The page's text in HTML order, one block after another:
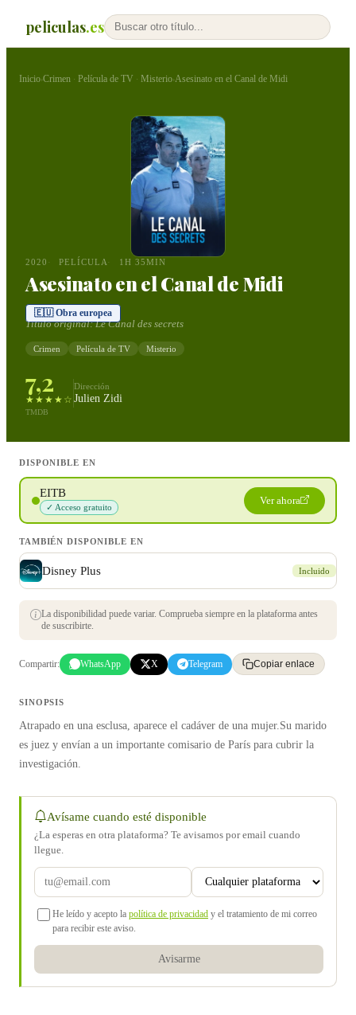
peliculas.es
Inicio›Crimen · Película de TV · Misterio›Asesinato en el Canal de Midi
2020 PELÍCULA 1H 35MIN
Asesinato en el Canal de Midi
🇪🇺 Obra europea
Título original:Le Canal des secrets
Crimen Película de TV Misterio
7,2
★★★★☆
TMDB
Dirección
Julien Zidi
DISPONIBLE EN
EITB
✓ Acceso gratuito
Ver ahora
TAMBIÉN DISPONIBLE EN
Disney Plus Incluido
La disponibilidad puede variar. Comprueba siempre en la plataforma antes
de suscribirte.
Compartir: WhatsApp X Telegram Copiar enlace
SINOPSIS
Atrapado en una esclusa, aparece el cadáver de una mujer.Su marido
es juez y envían a un importante comisario de París para cubrir la
investigación.
Avísame cuando esté disponible
¿La esperas en otra plataforma? Te avisamos por email cuando
llegue.
He leído y acepto la política de privacidad y el tratamiento de mi correo
para recibir este aviso.
Avisarme